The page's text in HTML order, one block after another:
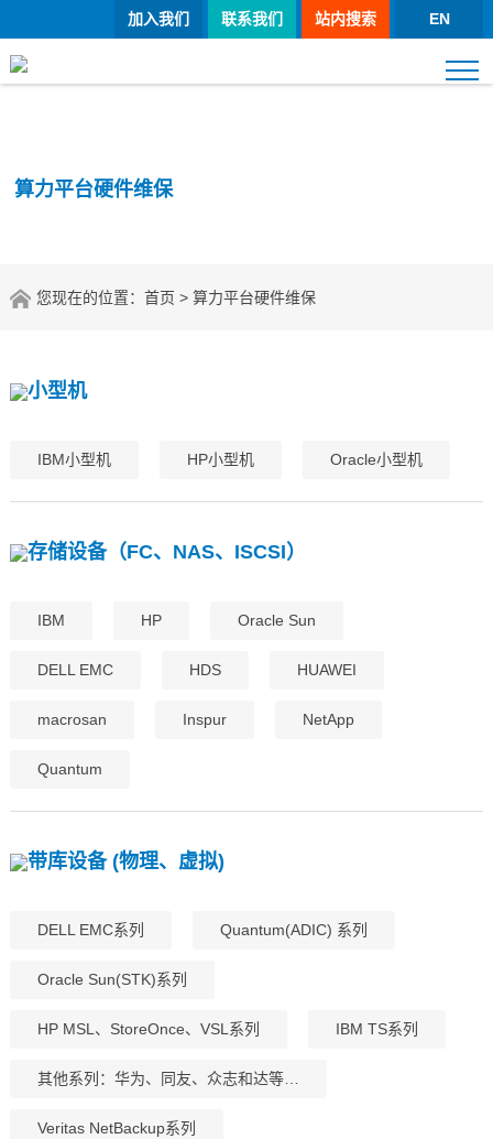
EN
站内搜索
联系我们
加入我们
算力平台硬件维保
您现在的位置： 首页 > 算力平台硬件维保
小型机
IBM小型机 HP小型机 Oracle小型机
存储设备（FC、NAS、ISCSI）
IBM HP Oracle Sun
DELL EMC HDS HUAWEI
macrosan Inspur NetApp
Quantum
带库设备 (物理、虚拟)
DELL EMC系列 Quantum(ADIC) 系列
Oracle Sun(STK)系列
HP MSL、StoreOnce、VSL系列 IBM TS系列
其他​系列：华为、同友、众志和达等…
Veritas NetBackup系列